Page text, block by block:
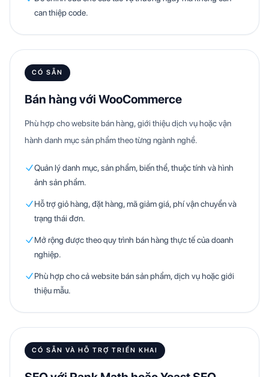
can thiệp code.
CÓ SẴN
Bán hàng với WooCommerce
Phù hợp cho website bán hàng, giới thiệu dịch vụ hoặc vận
hành danh mục sản phẩm theo từng ngành nghề.
Quản lý danh mục, sản phẩm, biến thể, thuộc tính và hình
ảnh sản phẩm.
Hỗ trợ giỏ hàng, đặt hàng, mã giảm giá, phí vận chuyển và
trạng thái đơn.
Mở rộng được theo quy trình bán hàng thực tế của doanh
nghiệp.
Phù hợp cho cả website bán sản phẩm, dịch vụ hoặc giới
thiệu mẫu.
CÓ SẴN VÀ HỖ TRỢ TRIỂN KHAI